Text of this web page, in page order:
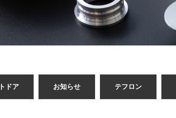
ドア お知らせ テフロン